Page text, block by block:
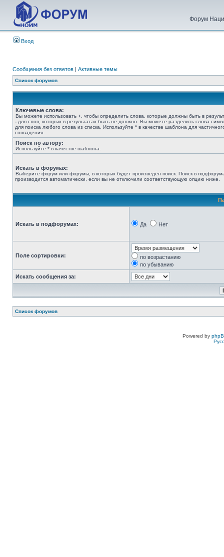
Форум
Вход
Сообщения без ответов | Активные темы
Список форумов
Ключевые слова:
Вы можете использовать + , чтобы определить слова, которые должны быть в
- для слов, которых в результатах быть не должно. Вы можете разделить слова
для поиска любого слова из списка. Используйте * в качестве шаблона для
совпадения.
Поиск по автору:
Используйте * в качестве шаблона.
Искать в форумах:
Выберите форум или форумы, в которых будет произведён поиск. Поиск в
производится автоматически, если вы не отключили соответствующую опцию ниже.
Искать в подфорумах: Да Нет
Поле сортировки:
по возрастанию
по убыванию
Искать сообщения за:
Список форумов
Powered by